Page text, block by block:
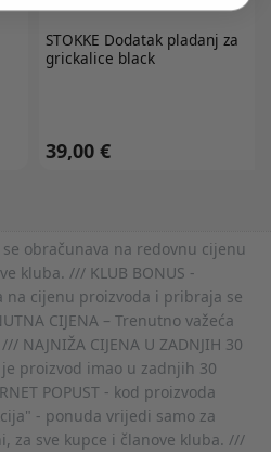
STOKKE Dodatak pladanj za
grickalice black
39,00 €
se obračunava na redovnu cijenu
kluba. /// KLUB BONUS -
na cijenu proizvoda i pribraja se
CIJENA – Trenutno važeća
NAJNIŽA CIJENA U ZADNJIH 30
proizvod imao u zadnjih 30
POPUST - kod proizvoda
- ponuda vrijedi samo za
za sve kupce i članove kluba. ///